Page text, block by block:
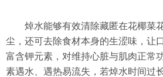
焯水能够有效清除藏匿在花椰菜
尘，还可去除食材本身的生涩味，让
富含钾元素，对维持心脏与肌肉正常
素遇水、遇热易流失，若焯水时间过